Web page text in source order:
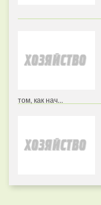
том, как нач...